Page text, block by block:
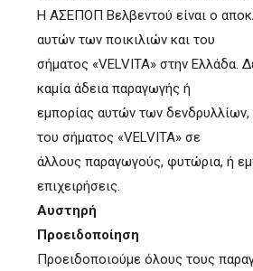
Η ΑΣΕΠΟΠ Βελβεντού είναι ο
αυτών των ποικιλιών και του
σήματος «VELVITA» στην Ελλάδα.
καμία άδεια παραγωγής ή
εμπορίας αυτών των
του σήματος «VELVITA» σε
άλλους παραγωγούς, φυτώρια, ή
επιχειρήσεις.
Αυστηρή
Προειδοποίηση
Προειδοποιούμε όλους τους